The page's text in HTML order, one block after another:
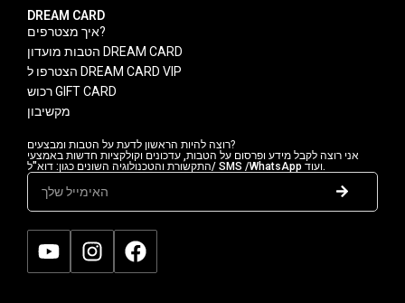
DREAM CARD
איך מצטרפים?
הטבות מועדון DREAM CARD
הצטרפו ל DREAM CARD VIP
רכוש GIFT CARD
מקשיבון
רוצה להיות הראשון לדעת על הטבות ומבצעים?
אני רוצה לקבל מידע ופרסום על הטבות, עדכונים וקולקציות חדשות באמצעי
התקשורת והטכנולוגיה השונים כגון: דוא"ל/ SMS /WhatsApp ועוד.